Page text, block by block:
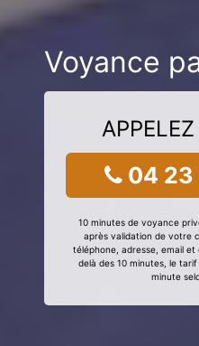
Voyance
04 23
10 minutes de voyance
après validation de votre
téléphone, adresse, email
delà des 10 minutes, le
minute